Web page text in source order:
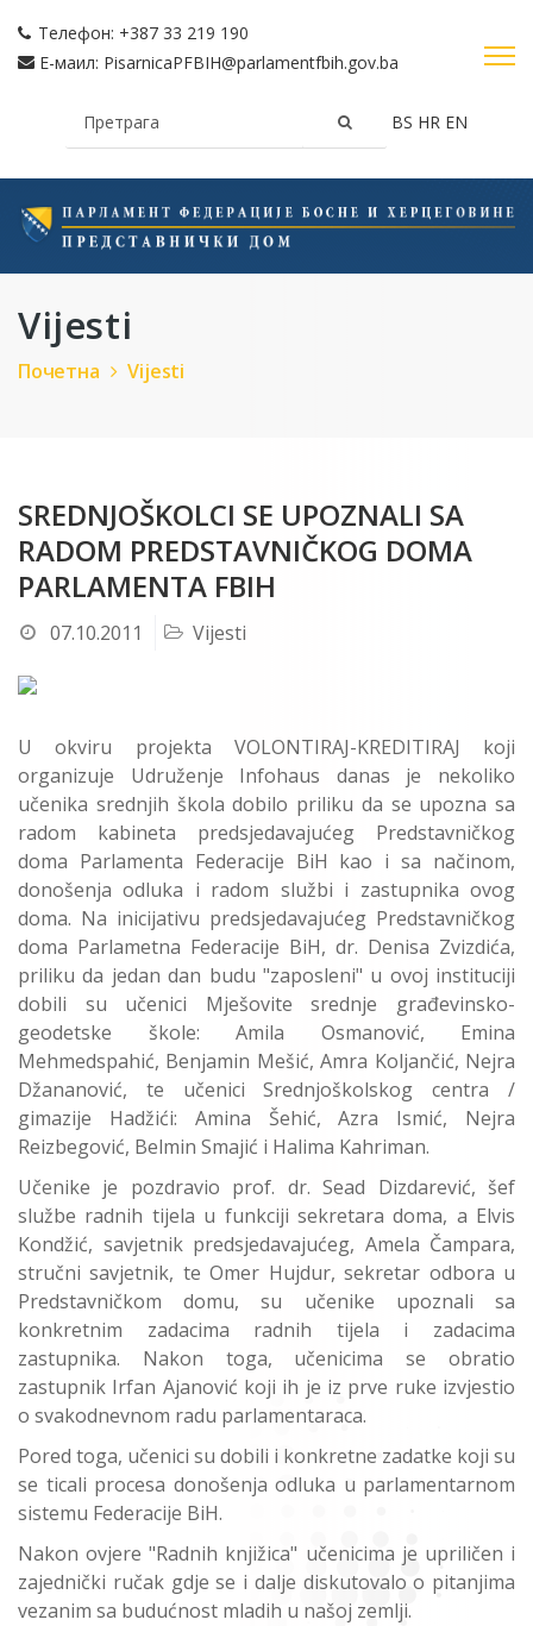
Телефон: +387 33 219 190
Е-маил: PisarnicaPFBIH@parlamentfbih.gov.ba
BS HR EN
Vijesti
Почетна Vijesti
SREDNJOŠKOLCI SE UPOZNALI SA
RADOM PREDSTAVNIČKOG DOMA
PARLAMENTA FBIH
07.10.2011 Vijesti
U okviru projekta VOLONTIRAJ-KREDITIRAJ koji
organizuje Udruženje Infohaus danas je nekoliko
učenika srednjih škola dobilo priliku da se upozna sa
radom kabineta predsjedavajućeg Predstavničkog
doma Parlamenta Federacije BiH kao i sa načinom,
donošenja odluka i radom službi i zastupnika ovog
doma. Na inicijativu predsjedavajućeg Predstavničkog
doma Parlametna Federacije BiH, dr. Denisa Zvizdića,
priliku da jedan dan budu "zaposleni" u ovoj instituciji
dobili su učenici Mješovite srednje građevinsko-
geodetske škole: Amila Osmanović, Emina
Mehmedspahić, Benjamin Mešić, Amra Koljančić, Nejra
Džananović, te učenici Srednjoškolskog centra /
gimazije Hadžići: Amina Šehić, Azra Ismić, Nejra
Reizbegović, Belmin Smajić i Halima Kahriman.
Učenike je pozdravio prof. dr. Sead Dizdarević, šef
službe radnih tijela u funkciji sekretara doma, a Elvis
Kondžić, savjetnik predsjedavajućeg, Amela Čampara,
stručni savjetnik, te Omer Hujdur, sekretar odbora u
Predstavničkom domu, su učenike upoznali sa
konkretnim zadacima radnih tijela i zadacima
zastupnika. Nakon toga, učenicima se obratio
zastupnik Irfan Ajanović koji ih je iz prve ruke izvjestio
o svakodnevnom radu parlamentaraca.
Pored toga, učenici su dobili i konkretne zadatke koji su
se ticali procesa donošenja odluka u parlamentarnom
sistemu Federacije BiH.
Nakon ovjere "Radnih knjižica" učenicima je upriličen i
zajednički ručak gdje se i dalje diskutovalo o pitanjima
vezanim sa budućnost mladih u našoj zemlji.